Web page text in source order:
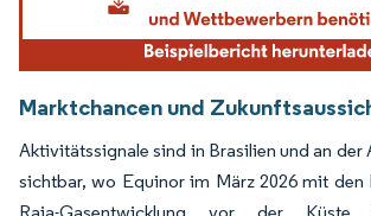
Marktchancen und
Aktivitätssignale sind in Brasilien und an der
sichtbar, wo Equinor im März 2026 mit den